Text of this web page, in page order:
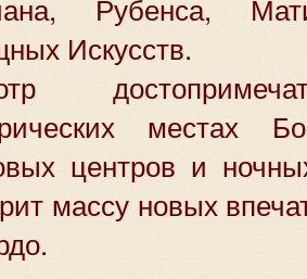
Рубенса,
Искусств.
местах
центров и
массу новых